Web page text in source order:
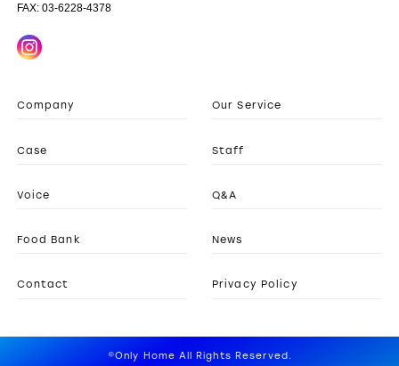
FAX: 03-6228-4378
Company Our Service
Case Staff
Voice Q&A
Food Bank News
Contact Privacy Policy
©Only Home All Rights Reserved.